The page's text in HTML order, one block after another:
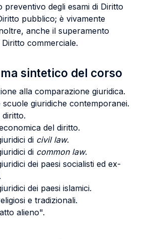
preventivo degli esami di Diritto
pubblico; è vivamente
anche il superamento
Diritto commerciale.
sintetico del corso
alla comparazione giuridica.
scuole giuridiche contemporanei.
diritto.
economica del diritto.
di civil law.
di common law.
dei paesi socialisti ed ex-
dei paesi islamici.
e tradizionali.
alieno".